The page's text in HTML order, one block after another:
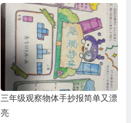
三年级观察物体手抄报简单又漂
亮